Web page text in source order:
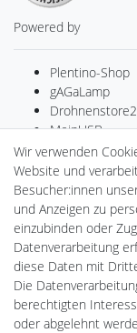
Powered by
Plentino-Shop
gAGaLamp
MeinUSB
PlentiSolar
LED-
Ledkauf
DEYESOLAR
Lightech
CardanLight
FORTIMO LEDs
Cardanlight-
Wallbox24
Wir verwenden
Website und
Besucher:innen
und Anzeigen zu
einzubinden oder
Datenverarbeitung
diese Daten mit
Die
berechtigten
oder abgelehnt